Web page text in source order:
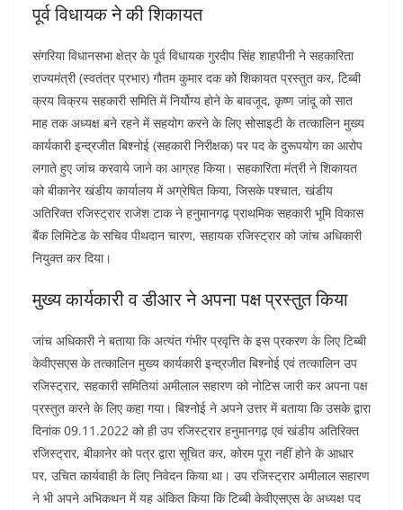
पूर्व विधायक ने की शिकायत
संगरिया विधानसभा क्षेत्र के पूर्व विधायक गुरदीप सिंह शाहपीनी ने सहकारिता
राज्यमंत्री (स्वतंत्र प्रभार) गौतम कुमार दक को शिकायत प्रस्तुत कर, टिब्बी
क्रय विक्रय सहकारी समिति में निर्योग्य होने के बावजूद, कृष्ण जांदू को सात
माह तक अध्यक्ष बने रहने में सहयोग करने के लिए सोसाइटी के तत्कालिन मुख्य
कार्यकारी इन्द्रजीत बिश्नोई (सहकारी निरीक्षक) पर पद के दुरूपयोग का आरोप
लगाते हुए जांच करवाये जाने का आग्रह किया। सहकारिता मंत्री ने शिकायत
को बीकानेर खंडीय कार्यालय में अग्रेषित किया, जिसके पश्चात, खंडीय
अतिरिक्त रजिस्ट्रार राजेश टाक ने हनुमानगढ़ प्राथमिक सहकारी भूमि विकास
बैंक लिमिटेड के सचिव पीथदान चारण, सहायक रजिस्ट्रार को जांच अधिकारी
नियुक्त कर दिया।
मुख्य कार्यकारी व डीआर ने अपना पक्ष प्रस्तुत किया
जांच अधिकारी ने बताया कि अत्यंत गंभीर प्रवृत्ति के इस प्रकरण के लिए टिब्बी
केवीएसएस के तत्कालिन मुख्य कार्यकारी इन्द्रजीत बिश्नोई एवं तत्कालिन उप
रजिस्ट्रार, सहकारी समितियां अमीलाल सहारण को नोटिस जारी कर अपना पक्ष
प्रस्तुत करने के लिए कहा गया। बिश्नोई ने अपने उत्तर में बताया कि उसके द्वारा
दिनांक 09.11.2022 को ही उप रजिस्ट्रार हनुमानगढ़ एवं खंडीय अतिरिक्त
रजिस्ट्रार, बीकानेर को पत्र द्वारा सूचित कर, कोरम पूरा नहीं होने के आधार
पर, उचित कार्यवाही के लिए निवेदन किया था। उप रजिस्ट्रार अमीलाल सहारण
ने भी अपने अभिकथन में यह अंकित किया कि टिब्बी केवीएसएस के अध्यक्ष पद